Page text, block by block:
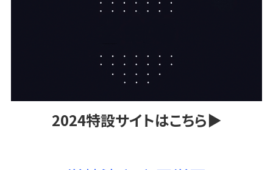
2024特設サイトはこちら▶︎